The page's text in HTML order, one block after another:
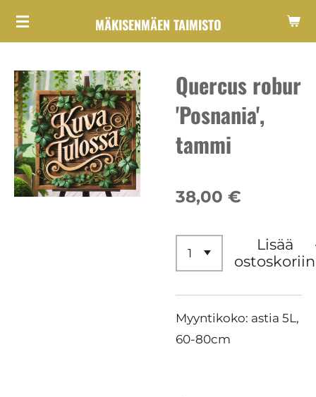
Siirry
MÄKISENMÄEN TAIMISTO
Quercus robur
'Posnania',
tammi
38,00 €
Lisää
ostoskoriin
Myyntikoko: astia 5L,
60-80cm